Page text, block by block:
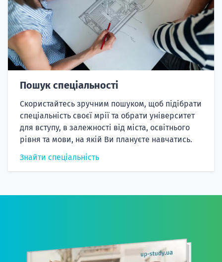
Пошук спеціальності
Скористайтесь зручним пошуком, щоб підібрати
спеціальність своєї мрії та обрати університет
для вступу, в залежності від міста, освітнього
рівня та мови, на якій Ви плануєте навчатись.
Знайти спеціальність